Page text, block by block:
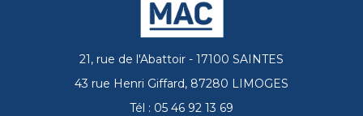
21, rue de l'Abattoir - 17100 SAINTES
43 rue Henri Giffard, 87280 LIMOGES
Tél : 05 46 92 13 69